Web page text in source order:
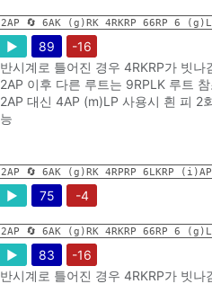
2AP 🔄️ 6AK (g)RK 4RKRP 66RP 6
▶ 89
-16
반시계로 틀어진 경우 4RKRP가 빗나
2AP 이후 다른 루트는 9RPLK 루트
2AP 대신 4AP (m)LP 사용시 흰 피 2
능
2AP 🔄️ 6AK (g)RK 4RPRP 6LKRP (i)AP
▶ 75 -4
2AP 🔄️ 6AK (g)RK 4RKRP 66RP 6
▶ 83
-16
반시계로 틀어진 경우 4RKRP가 빗나